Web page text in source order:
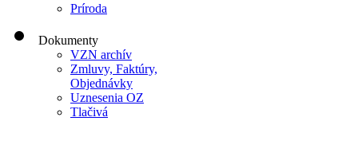
Príroda
Dokumenty
VZN archív
Zmluvy, Faktúry,
Objednávky
Uznesenia OZ
Tlačivá